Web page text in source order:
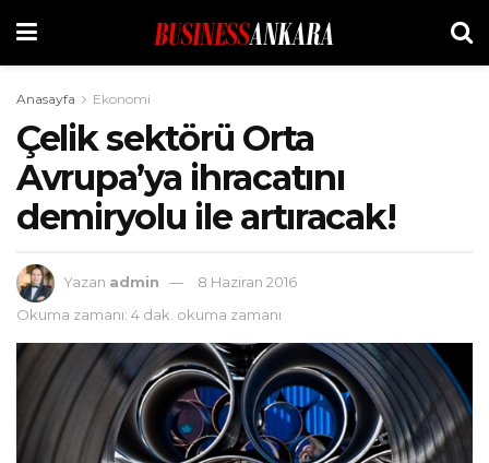
Anasayfa Ekonomi
Çelik sektörü Orta
Avrupa’ya ihracatını
demiryolu ile artıracak!
Yazan admin
8 Haziran 2016
Okuma zamanı: 4 dak. okuma zamanı